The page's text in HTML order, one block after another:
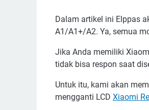
Dalam artikel ini Elppas
A1/A1+/A2. Ya, semua
Jika Anda memiliki
tidak bisa respon saat
Untuk itu, kami akan
mengganti LCD Xiaomi